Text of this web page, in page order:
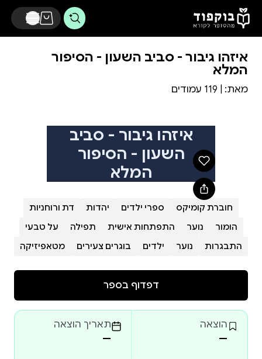
דלג לתוכן הראשי
איזהו גיבור - סביב השעון - הסיפור
המלא
מאת:
איזהו גיבור - סביב
השעון - הסיפור
המלא
חוברת קומיקס ספרי ילדים יהדות
דת ורוחניות
הומור
נוער התפתחות אישית תפילה
על טבעי
התבגרות
נוער ילדים בוגרים צעירים מטאפיזיקה
דפדוף בספר
הוצאה
—
תאריך הוצאה
—